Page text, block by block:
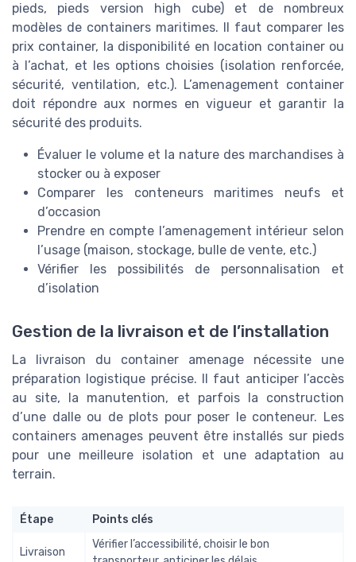
pieds, pieds version high cube) et de nombreux
modèles de containers maritimes. Il faut comparer les
prix container, la disponibilité en location container ou
à l’achat, et les options choisies (isolation renforcée,
sécurité, ventilation, etc.). L’amenagement container
doit répondre aux normes en vigueur et garantir la
sécurité des produits.
Évaluer le volume et la nature des marchandises à
stocker ou à exposer
Comparer les conteneurs maritimes neufs et
d’occasion
Prendre en compte l’amenagement intérieur selon
l’usage (maison, stockage, bulle de vente, etc.)
Vérifier les possibilités de personnalisation et
d’isolation
Gestion de la livraison et de l’installation
La livraison du container amenage nécessite une
préparation logistique précise. Il faut anticiper l’accès
au site, la manutention, et parfois la construction
d’une dalle ou de plots pour poser le conteneur. Les
containers amenages peuvent être installés sur pieds
pour une meilleure isolation et une adaptation au
terrain.
Étape Points clés
Livraison
Vérifier l’accessibilité, choisir le bon